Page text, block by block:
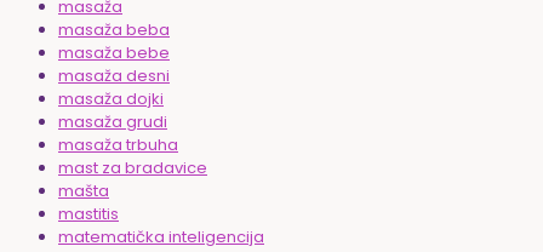
masaža
masaža beba
masaža bebe
masaža desni
masaža dojki
masaža grudi
masaža trbuha
mast za bradavice
mašta
mastitis
matematička inteligencija